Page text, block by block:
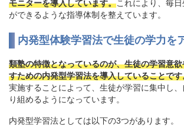
モニターを導入しています。これにより、毎
ができるような指導体制を整えています。
内発型体験学習法で生徒の学力を
類塾の特徴となっているのが、生徒の学習意
すための内発型学習法を導入していることです
実施することによって、生徒が学習に集中し
り組めるようになっています。
内発型学習法としては以下の3つがあります。